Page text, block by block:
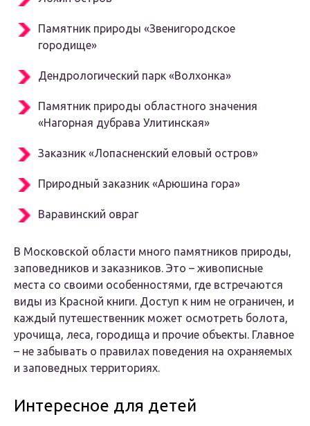
Памятник природы «Звенигородское
городище»
Дендрологический парк «Волхонка»
Памятник природы областного значения
«Нагорная дубрава Улитинская»
Заказник «Лопасненский еловый остров»
Природный заказник «Арюшина гора»
Варавинский овраг
В Московской области много памятников природы,
заповедников и заказников. Это – живописные
места со своими особенностями, где встречаются
виды из Красной книги. Доступ к ним не ограничен, и
каждый путешественник может осмотреть болота,
урочища, леса, городища и прочие объекты. Главное
– не забывать о правилах поведения на охраняемых
и заповедных территориях.
Интересное для детей